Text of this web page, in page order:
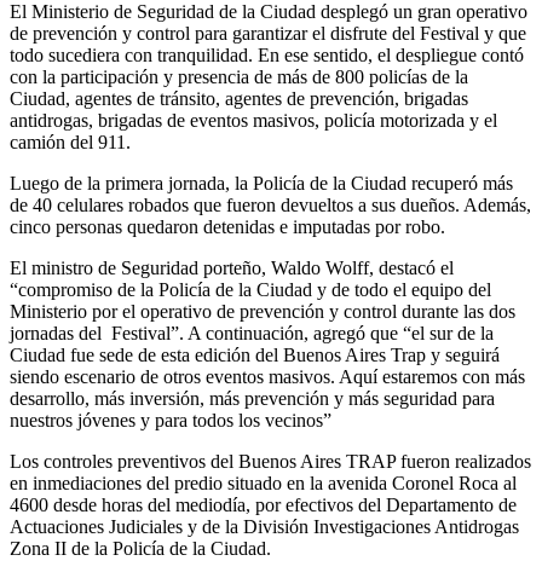
El Ministerio de Seguridad de la Ciudad desplegó un gran operativo
de prevención y control para garantizar el disfrute del Festival y que
todo sucediera con tranquilidad. En ese sentido, el despliegue contó
con la participación y presencia de más de 800 policías de la
Ciudad, agentes de tránsito, agentes de prevención, brigadas
antidrogas, brigadas de eventos masivos, policía motorizada y el
camión del 911.
Luego de la primera jornada, la Policía de la Ciudad recuperó más
de 40 celulares robados que fueron devueltos a sus dueños. Además,
cinco personas quedaron detenidas e imputadas por robo.
El ministro de Seguridad porteño, Waldo Wolff, destacó el
“compromiso de la Policía de la Ciudad y de todo el equipo del
Ministerio por el operativo de prevención y control durante las dos
jornadas del Festival”. A continuación, agregó que “el sur de la
Ciudad fue sede de esta edición del Buenos Aires Trap y seguirá
siendo escenario de otros eventos masivos. Aquí estaremos con más
desarrollo, más inversión, más prevención y más seguridad para
nuestros jóvenes y para todos los vecinos”
Los controles preventivos del Buenos Aires TRAP fueron realizados
en inmediaciones del predio situado en la avenida Coronel Roca al
4600 desde horas del mediodía, por efectivos del Departamento de
Actuaciones Judiciales y de la División Investigaciones Antidrogas
Zona II de la Policía de la Ciudad.